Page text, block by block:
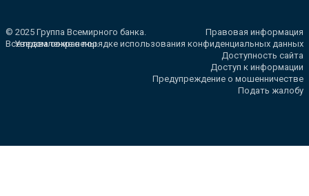
© 2025 Группа Всемирного банка.
Все права сохранены.
Правовая информация
Уведомление о порядке использования конфиденциальных данных
Доступность сайта
Доступ к информации
Предупреждение о мошенничестве
Подать жалобу